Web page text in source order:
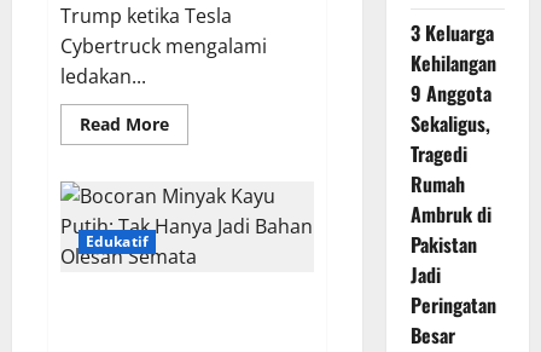
Trump ketika Tesla
Cybertruck mengalami
ledakan...
Read MoreRead
more
Tewas
dalam
Ledakan
Tesla
Cybertruck
Edukatif
3 Keluarga
Kehilangan
9 Anggota
Sekaligus,
Tragedi
Rumah
Ambruk di
Pakistan
Jadi
Peringatan
Besar